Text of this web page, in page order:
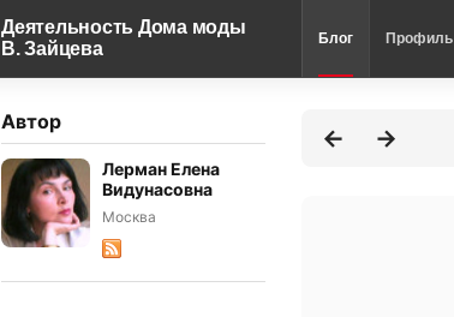
Деятельность Дома моды
В. Зайцева
Блог Профиль
Автор
Лерман Елена
Видунасовна
Москва